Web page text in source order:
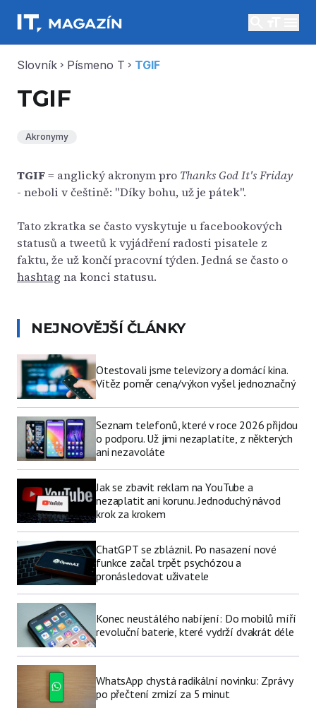
Slovník chevron_right Písmeno T chevron_right TGIF
TGIF
Akronymy
TGIF= anglický akronym pro Thanks God It's Friday
- neboli v češtině: "Díky bohu, už je pátek".
Tato zkratka se často vyskytuje u facebookových
statusů a tweetů k vyjádření radosti pisatele z
faktu, že už končí pracovní týden. Jedná se často o
hashtag na konci statusu.
NEJNOVĚJŠÍ ČLÁNKY
Otestovali jsme televizory a domácí kina.
Vítěz poměr cena/výkon vyšel jednoznačný
Seznam telefonů, které v roce 2026 přijdou
o podporu. Už jimi nezaplatíte, z některých
ani nezavoláte
Jak se zbavit reklam na YouTube a
nezaplatit ani korunu. Jednoduchý návod
krok za krokem
ChatGPT se zbláznil. Po nasazení nové
funkce začal trpět psychózou a
pronásledovat uživatele
Konec neustálého nabíjení: Do mobilů míří
revoluční baterie, které vydrží dvakrát déle
WhatsApp chystá radikální novinku: Zprávy
po přečtení zmizí za 5 minut